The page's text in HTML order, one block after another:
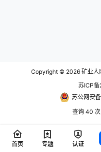
Copyright © 2026 矿业人
苏ICP
苏公网安
查询 40
首页 专题 认证